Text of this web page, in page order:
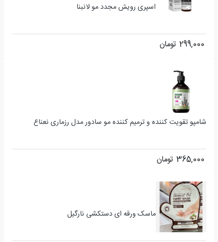
اسپری رویش مجدد مو لانبنا
299,000 تومان
شامپو تقویت کننده و ترمیم کننده مو سادور مدل رزماری نعناع
365,000 تومان
ماسک ورقه ای دستکشی نارگیل